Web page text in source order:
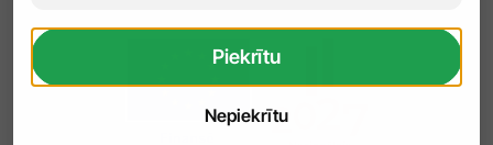
Piekrītu
Nepiekrītu